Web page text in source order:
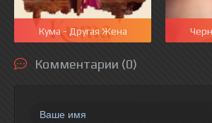
Кума - Другая Жена
Комментарии (0)